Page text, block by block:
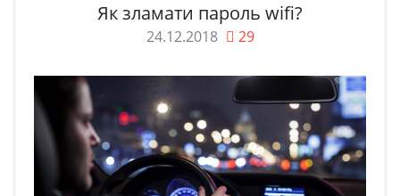
Як зламати пароль wifi?
24.12.2018 29